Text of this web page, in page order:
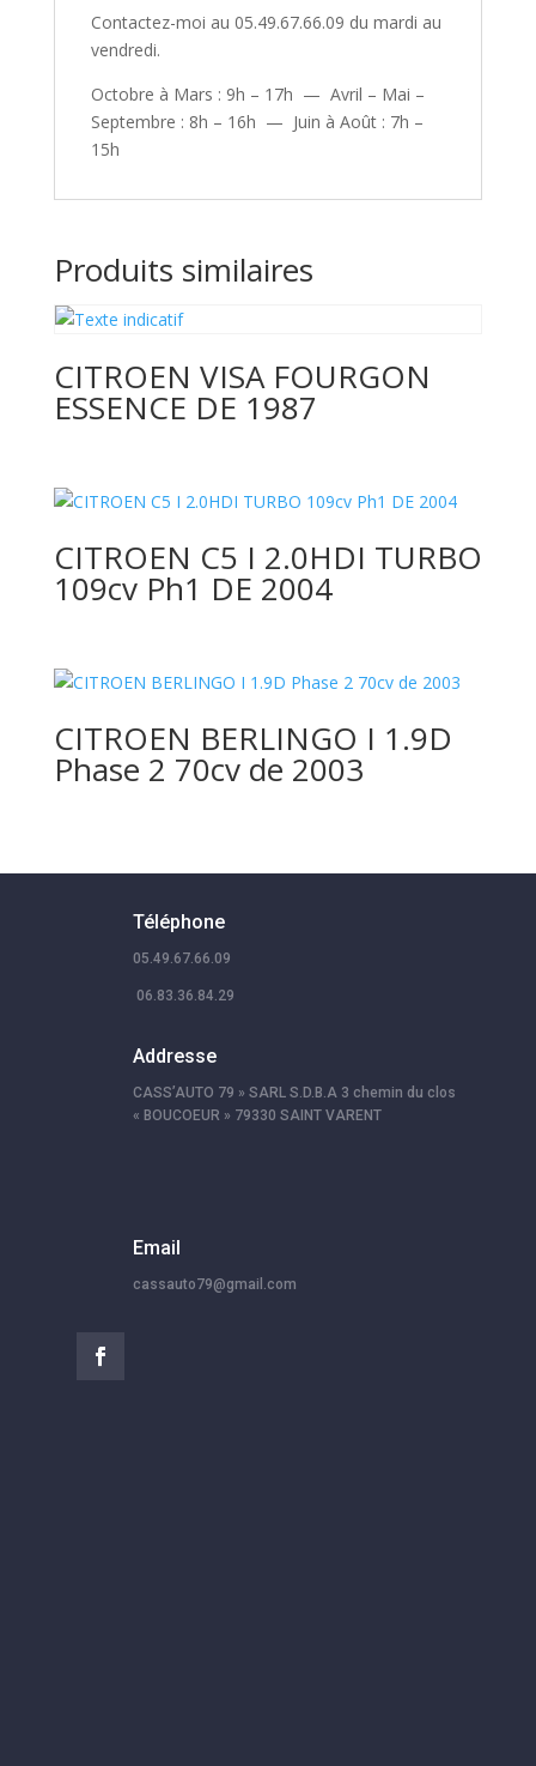
Contactez-moi au 05.49.67.66.09 du mardi au
vendredi.
Octobre à Mars : 9h – 17h — Avril – Mai –
Septembre : 8h – 16h — Juin à Août : 7h –
15h
Produits similaires
CITROEN VISA FOURGON
ESSENCE DE 1987
CITROEN C5 I 2.0HDI TURBO
109cv Ph1 DE 2004
CITROEN BERLINGO I 1.9D
Phase 2 70cv de 2003
Téléphone
05.49.67.66.09
06.83.36.84.29
Addresse
CASS’AUTO 79 » SARL S.D.B.A 3 chemin du clos
« BOUCOEUR » 79330 SAINT VARENT
Email
cassauto79@gmail.com